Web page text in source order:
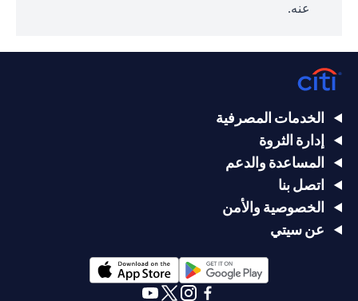
عنه.
الخدمات المصرفية
إدارة الثروة
المساعدة والدعم
اتصل بنا
الخصوصية والأمن
عن سيتي
(opens in a new tab)